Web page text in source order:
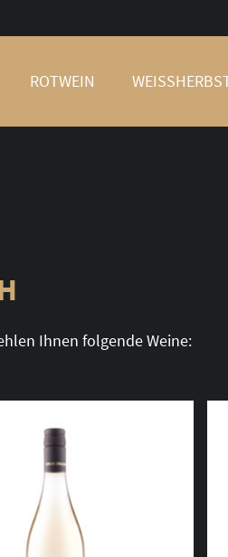
ROTWEIN
Ihnen folgende Weine: